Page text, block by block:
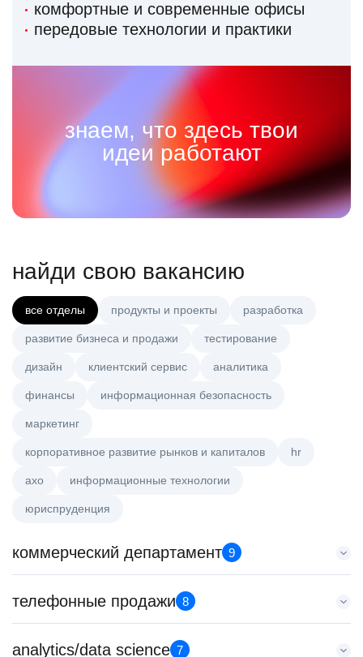
комфортные и современные офисы
передовые технологии и практики
знаем, что здесь твои
идеи работают
найди свою вакансию
все отделы продукты и проекты разработка
развитие бизнеса и продажи тестирование
дизайн клиентский сервис аналитика
финансы информационная безопасность
маркетинг
корпоративное развитие рынков и капиталов hr
axo информационные технологии
юриспруденция
коммерческий департамент 9
Аналитик данных (направление Enterprise продаж)
HeadHunter::Коммерческий департамент
з/п не указана
телефонные продажи 8
Менеджер по продажам в сегменте малого и среднего
analytics/data science 7